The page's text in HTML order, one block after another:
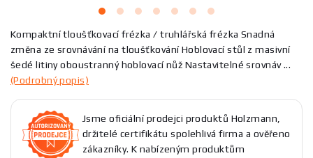
Kompaktní tloušťkovací frézka / truhlářská frézka Snadná
změna ze srovnávání na tloušťkování Hoblovací stůl z masivní
šedé litiny oboustranný hoblovací nůž Nastavitelné srovnáv ...
(Podrobný popis)
Jsme oficiální prodejci produktů Holzmann,
držitelé certifikátu spolehlivá firma a ověřeno
zákazníky. K nabízeným produktům